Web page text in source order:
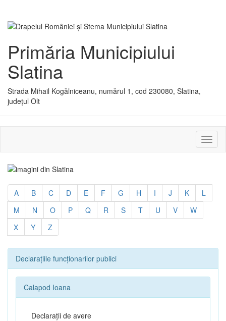
Primăria Municipiului
Slatina
Strada Mihail Kogălniceanu, numărul 1, cod 230080, Slatina,
județul Olt
sau
A B C D E F G H I J K
L
M
N O P Q R S T U V
W
X
Y Z
Declarațiile funcționarilor publici
Calapod Ioana
Declaraţii de avere